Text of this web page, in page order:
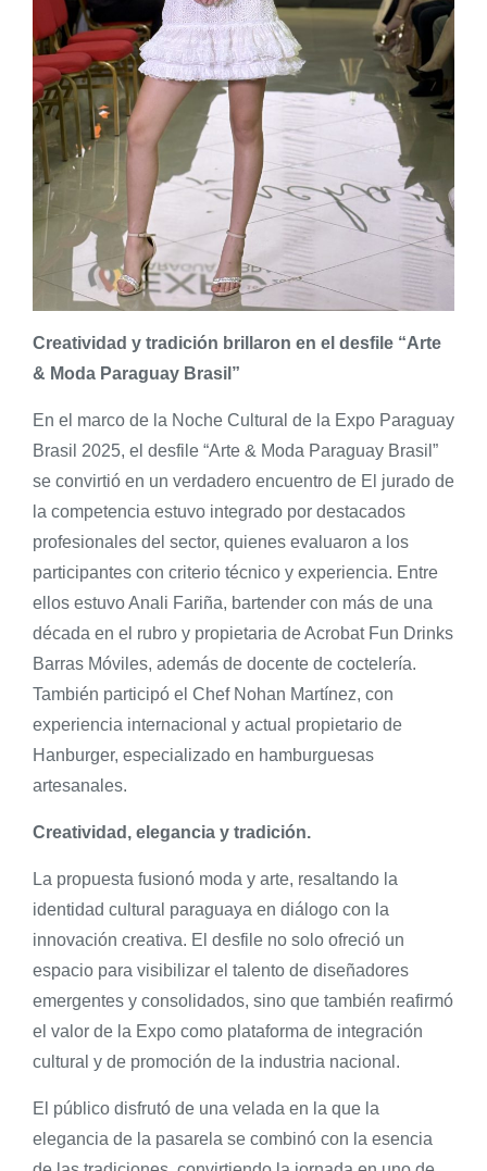
Creatividad y tradición brillaron en el desfile “Arte
& Moda Paraguay Brasil”
En el marco de la Noche Cultural de la Expo Paraguay
Brasil 2025, el desfile “Arte & Moda Paraguay Brasil”
se convirtió en un verdadero encuentro de El jurado de
la competencia estuvo integrado por destacados
profesionales del sector, quienes evaluaron a los
participantes con criterio técnico y experiencia. Entre
ellos estuvo Anali Fariña, bartender con más de una
década en el rubro y propietaria de Acrobat Fun Drinks
Barras Móviles, además de docente de coctelería.
También participó el Chef Nohan Martínez, con
experiencia internacional y actual propietario de
Hanburger, especializado en hamburguesas
artesanales.
Creatividad, elegancia y tradición.
La propuesta fusionó moda y arte, resaltando la
identidad cultural paraguaya en diálogo con la
innovación creativa. El desfile no solo ofreció un
espacio para visibilizar el talento de diseñadores
emergentes y consolidados, sino que también reafirmó
el valor de la Expo como plataforma de integración
cultural y de promoción de la industria nacional.
El público disfrutó de una velada en la que la
elegancia de la pasarela se combinó con la esencia